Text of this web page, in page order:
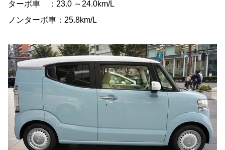
ターボ車 ：23.0 ～24.0km/L
ノンターボ車：25.8km/L